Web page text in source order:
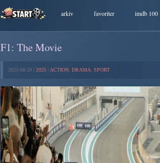
arkiv favoriter imdb 100
F1: The Movie
2025-08-29 | 2025 ACTION DRAMA SPORT